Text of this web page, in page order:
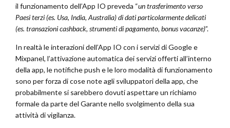
il funzionamento dell’App IO preveda “un trasferimento verso
Paesi terzi (es. Usa, India, Australia) di dati particolarmente delicati
(es. transazioni cashback, strumenti di pagamento, bonus vacanze)”.
In realtà le interazioni dell’App IO con i servizi di Google e
Mixpanel, l’attivazione automatica dei servizi offerti all’interno
della app, le notifiche push e le loro modalità di funzionamento
sono per forza di cose note agli sviluppatori della app, che
probabilmente si sarebbero dovuti aspettare un richiamo
formale da parte del Garante nello svolgimento della sua
attività di vigilanza.